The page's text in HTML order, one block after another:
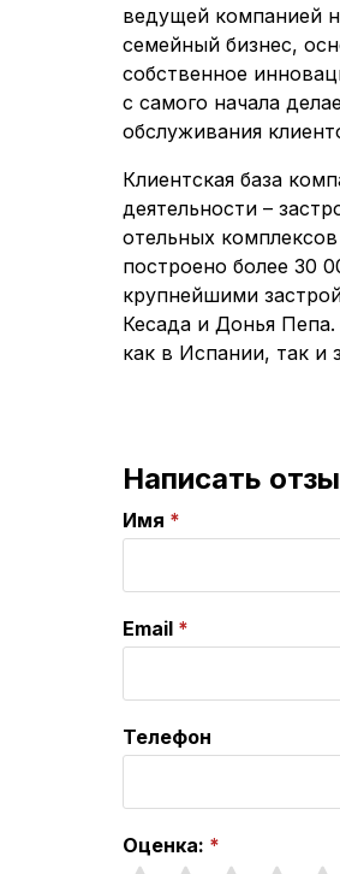
ведущей компанией
семейный бизнес,
собственное
с самого начала
обслуживания
Клиентская база
деятельности –
отельных
построено более 30
крупнейшими
Кесада и Донья
как в Испании, так и
Написать
Имя
Email
Телефон
Оценка: